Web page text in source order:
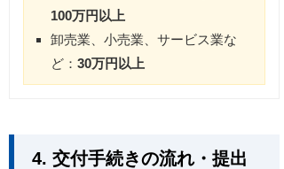
100万円以上
卸売業、小売業、サービス業な
ど： 30万円以上
4. 交付手続きの流れ・提出